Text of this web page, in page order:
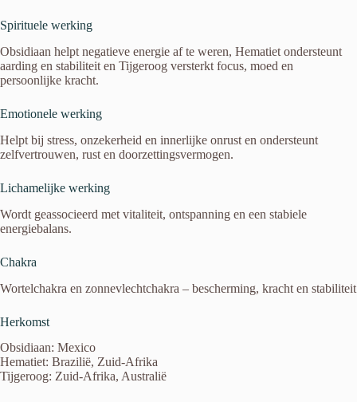
Spirituele werking
Obsidiaan helpt negatieve energie af te weren, Hematiet ondersteunt
aarding en stabiliteit en Tijgeroog versterkt focus, moed en
persoonlijke kracht.
Emotionele werking
Helpt bij stress, onzekerheid en innerlijke onrust en ondersteunt
zelfvertrouwen, rust en doorzettingsvermogen.
Lichamelijke werking
Wordt geassocieerd met vitaliteit, ontspanning en een stabiele
energiebalans.
Chakra
Wortelchakra en zonnevlechtchakra – bescherming, kracht en stabiliteit
Herkomst
Obsidiaan: Mexico
Hematiet: Brazilië, Zuid-Afrika
Tijgeroog: Zuid-Afrika, Australië